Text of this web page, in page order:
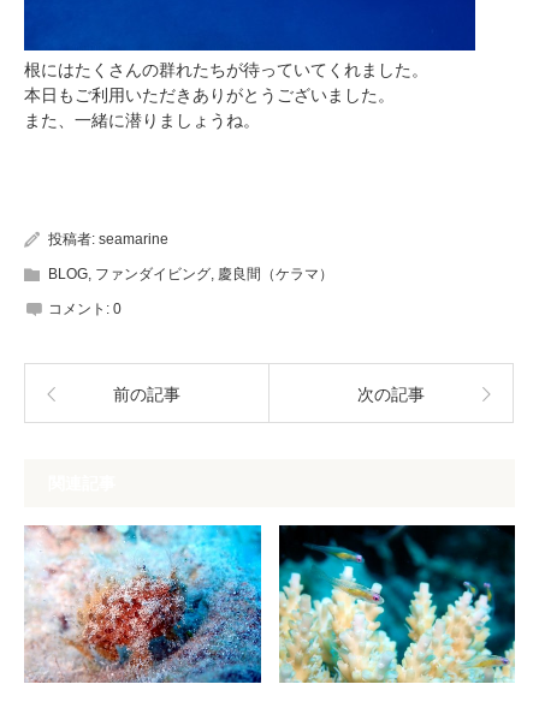
根にはたくさんの群れたちが待っていてくれました。
本日もご利用いただきありがとうございました。
また、一緒に潜りましょうね。
投稿者: seamarine
BLOG, ファンダイビング, 慶良間（ケラマ）
コメント: 0
前の記事 次の記事